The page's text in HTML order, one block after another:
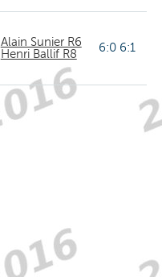
Alain Sunier R6
Henri Ballif R8 6:0 6:1